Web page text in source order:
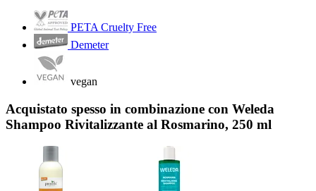
PETA Cruelty Free
Demeter
vegan
Acquistato spesso in combinazione con Weleda
Shampoo Rivitalizzante al Rosmarino, 250 ml